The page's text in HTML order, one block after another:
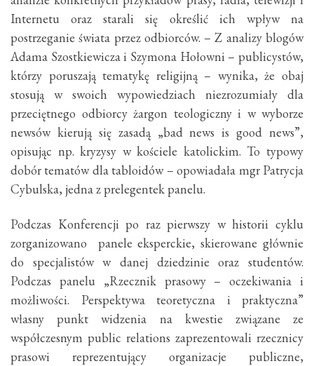
Internetu oraz starali się określić ich wpływ na
postrzeganie świata przez odbiorców. – Z analizy blogów
Adama Szostkiewicza i Szymona Hołowni – publicystów,
którzy poruszają tematykę religijną – wynika, że obaj
stosują w swoich wypowiedziach niezrozumiały dla
przeciętnego odbiorcy żargon teologiczny i w wyborze
newsów kierują się zasadą „bad news is good news”,
opisując np. kryzysy w kościele katolickim. To typowy
dobór tematów dla tabloidów – opowiadała mgr Patrycja
Cybulska, jedna z prelegentek panelu.
Podczas Konferencji po raz pierwszy w historii cyklu
zorganizowano panele eksperckie, skierowane głównie
do specjalistów w danej dziedzinie oraz studentów.
Podczas panelu „Rzecznik prasowy – oczekiwania i
możliwości. Perspektywa teoretyczna i praktyczna”
własny punkt widzenia na kwestie związane ze
współczesnym public relations zaprezentowali rzecznicy
prasowi reprezentujący organizacje publiczne,